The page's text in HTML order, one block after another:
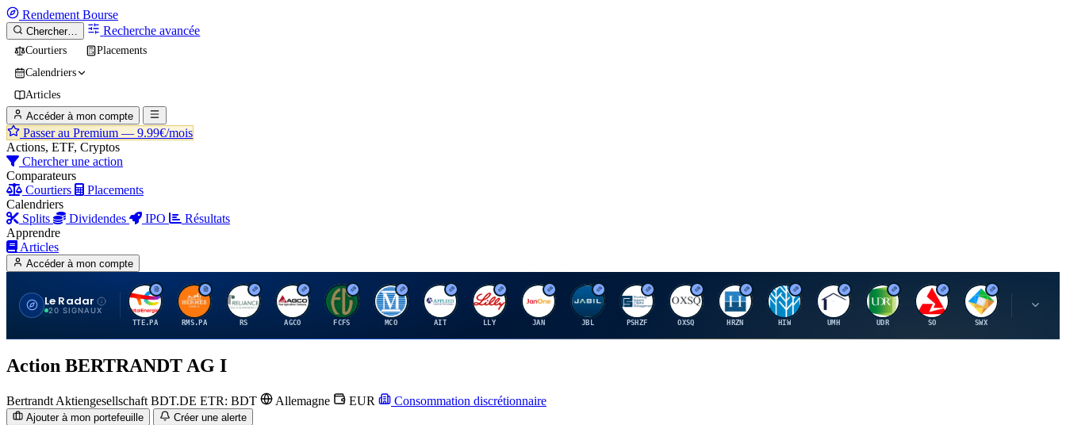
Rendement Bourse
Chercher… Recherche avancée
Courtiers
Placements
Calendriers
Articles
Accéder à mon compte
Passer au Premium — 9.99€/mois
Actions, ETF, Cryptos
Chercher une action
Comparateurs
Courtiers
Placements
Calendriers
Splits
Dividendes IPO
Résultats
Apprendre
Articles
Accéder à mon compte
Le Radar
20 SIGNAUX
T
TTE.PA
H
RMS.PA
R
RS
A
AGCO
F
FCFS
M
MCO
A
AIT
E
LLY
J
JAN
J
JBL
P
PSHZF
O
OXSQ
H
HRZN
H
HIW
U
UMH
U
UDR
S
SO
S
SWX
S
Action BERTRANDT AG I
Bertrandt Aktiengesellschaft BDT.DE ETR: BDT Allemagne EUR Consommation discrétionnaire
Ajouter à mon portefeuille Créer une alerte